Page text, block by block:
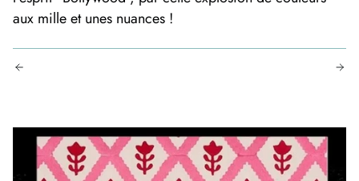
aux mille et unes nuances !